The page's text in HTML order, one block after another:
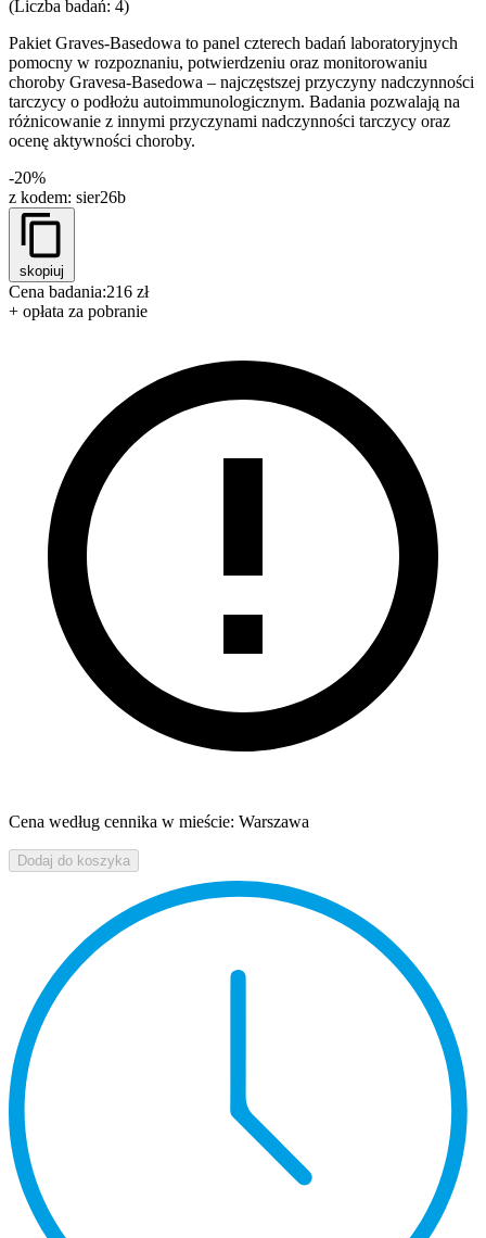
(Liczba badań: 4)
Pakiet Graves-Basedowa to panel czterech badań laboratoryjnych
pomocny w rozpoznaniu, potwierdzeniu oraz monitorowaniu
choroby Gravesa‑Basedowa – najczęstszej przyczyny nadczynności
tarczycy o podłożu autoimmunologicznym. Badania pozwalają na
różnicowanie z innymi przyczynami nadczynności tarczycy oraz
ocenę aktywności choroby.
-20%
z kodem: sier26b
skopiuj
Cena badania:216 zł
+ opłata za pobranie
Cena według cennika w mieście: Warszawa
Dodaj do koszyka